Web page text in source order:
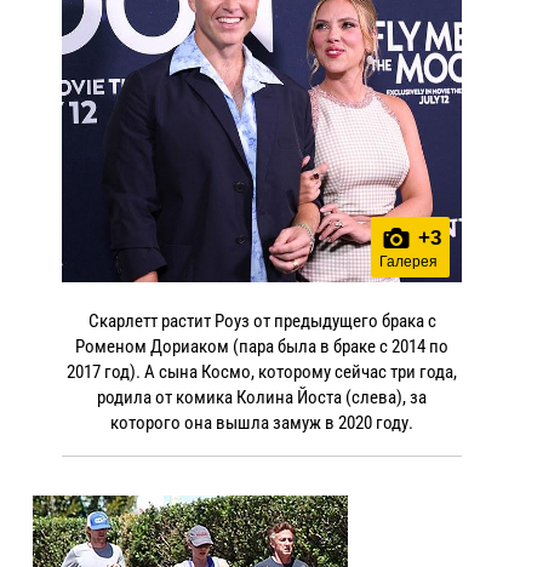
+3
Галерея
Скарлетт растит Роуз от предыдущего брака с
Роменом Дориаком (пара была в браке с 2014 по
2017 год). А сына Космо, которому сейчас три года,
родила от комика Колина Йоста (слева), за
которого она вышла замуж в 2020 году.